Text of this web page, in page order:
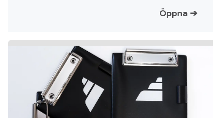
Öppna ➔